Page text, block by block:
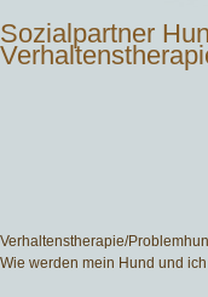
Sozialpartner
Verhaltenstherapie/
Wie werden mein Hund und